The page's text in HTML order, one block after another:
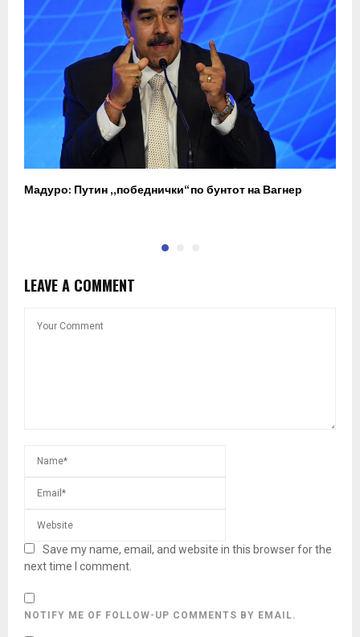
Мадуро: Путин „победнички“ по бунтот на Вагнер
LEAVE A COMMENT
Save my name, email, and website in this browser for the
next time I comment.
NOTIFY ME OF FOLLOW-UP COMMENTS BY EMAIL.